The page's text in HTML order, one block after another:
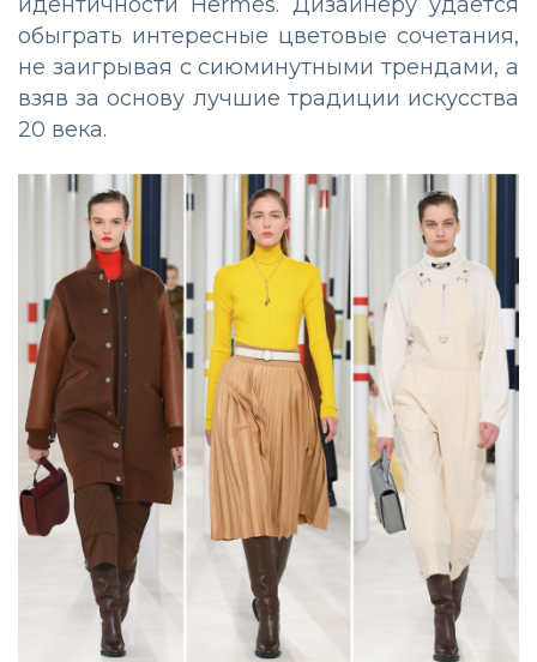
обыграть интересные цветовые сочетания,
не заигрывая с сиюминутными трендами, а
взяв за основу лучшие традиции искусства
20 века.